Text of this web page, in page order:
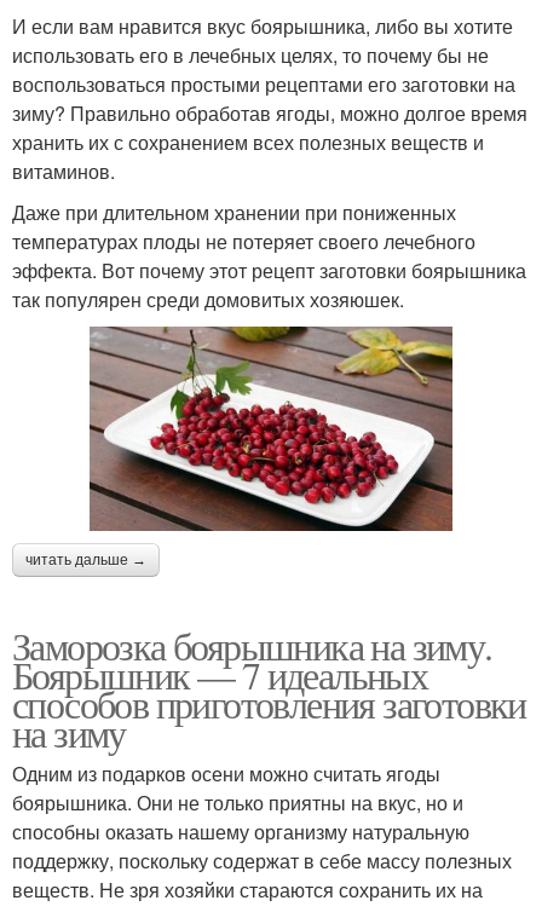
И если вам нравится вкус боярышника, либо вы хотите
использовать его в лечебных целях, то почему бы не
воспользоваться простыми рецептами его заготовки на
зиму? Правильно обработав ягоды, можно долгое время
хранить их с сохранением всех полезных веществ и
витаминов.
Даже при длительном хранении при пониженных
температурах плоды не потеряет своего лечебного
эффекта. Вот почему этот рецепт заготовки боярышника
так популярен среди домовитых хозяюшек.
читать дальше →
Заморозка боярышника на зиму.
Боярышник — 7 идеальных
способов приготовления заготовки
на зиму
Одним из подарков осени можно считать ягоды
боярышника. Они не только приятны на вкус, но и
способны оказать нашему организму натуральную
поддержку, поскольку содержат в себе массу полезных
веществ. Не зря хозяйки стараются сохранить их на